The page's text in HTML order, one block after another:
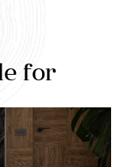
for